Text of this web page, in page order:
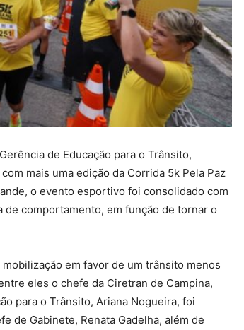
de Educação para o Trânsito,
mais uma edição da Corrida 5k Pela Paz
o evento esportivo foi consolidado com
de comportamento, em função de tornar o
em favor de um trânsito menos
eles o chefe da Ciretran de Campina,
para o Trânsito, Ariana Nogueira, foi
de Gabinete, Renata Gadelha, além de